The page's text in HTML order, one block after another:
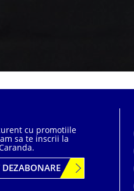
cu promotiile
sa te inscrii la